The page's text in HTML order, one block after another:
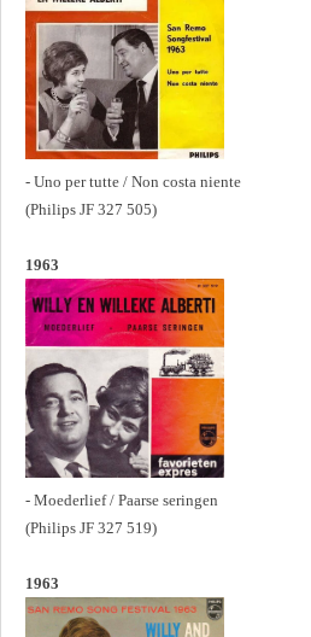
- Uno per tutte / Non costa niente
(Philips JF 327 505)
1963
- Moederlief / Paarse seringen
(Philips JF 327 519)
1963